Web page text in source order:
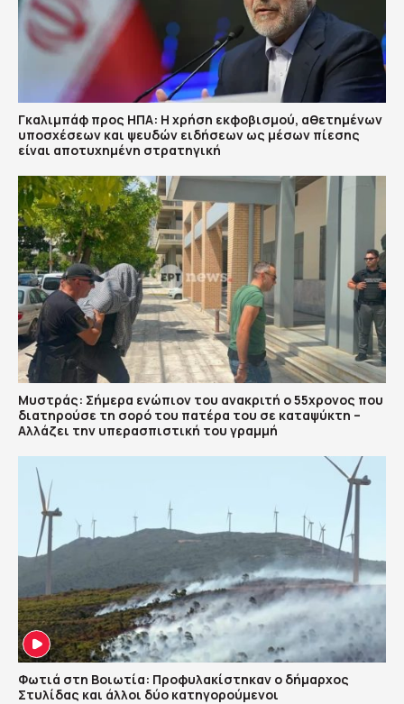
Γκαλιμπάφ προς ΗΠΑ: Η χρήση εκφοβισμού, αθετημένων
υποσχέσεων και ψευδών ειδήσεων ως μέσων πίεσης
είναι αποτυχημένη στρατηγική
Μυστράς: Σήμερα ενώπιον του ανακριτή ο 55χρονος που
διατηρούσε τη σορό του πατέρα του σε καταψύκτη –
Αλλάζει την υπερασπιστική του γραμμή
Φωτιά στη Βοιωτία: Προφυλακίστηκαν ο δήμαρχος
Στυλίδας και άλλοι δύο κατηγορούμενοι